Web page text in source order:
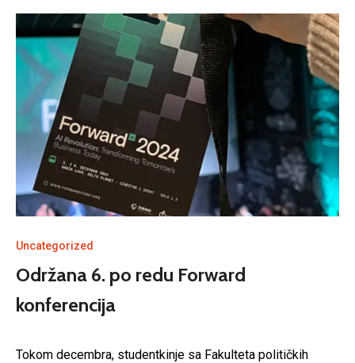
Uncategorized
Održana 6. po redu Forward
konferencija
Tokom decembra, studentkinje sa Fakulteta političkih